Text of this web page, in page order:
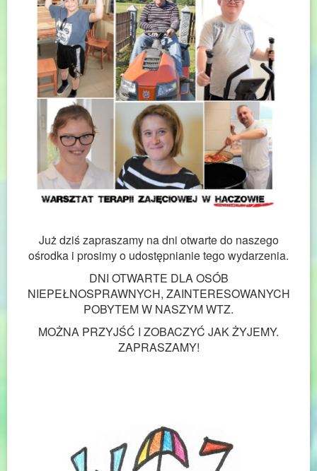
Już dziś zapraszamy na dni otwarte do naszego
ośrodka i prosimy o udostępnianie tego wydarzenia.
DNI OTWARTE DLA OSÓB
NIEPEŁNOSPRAWNYCH, ZAINTERESOWANYCH
POBYTEM W NASZYM WTZ.
MOŻNA PRZYJŚĆ I ZOBACZYĆ JAK ŻYJEMY.
ZAPRASZAMY!